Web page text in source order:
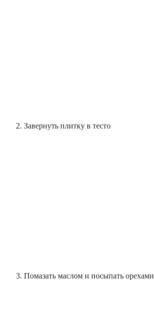
Завернуть плитку в тесто
Помазать маслом и посыпать орехами